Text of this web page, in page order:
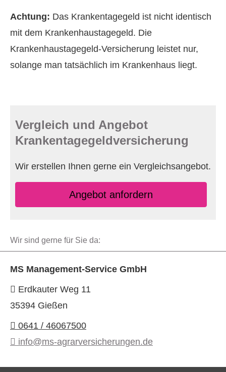
Achtung: Das Krankentagegeld ist nicht identisch
mit dem Krankenhaustagegeld. Die
Krankenhaustagegeld-Versicherung leistet nur,
solange man tatsächlich im Krankenhaus liegt.
Vergleich und Angebot
Krankentagegeldversicherung
Wir erstellen Ihnen gerne ein Vergleichsangebot.
An­ge­bot an­for­dern
Wir sind gerne für Sie da:
MS Management-Service GmbH
Erdkauter Weg 11
35394 Gießen
0641 / 46067500
info@ms-agrarversicherungen.de